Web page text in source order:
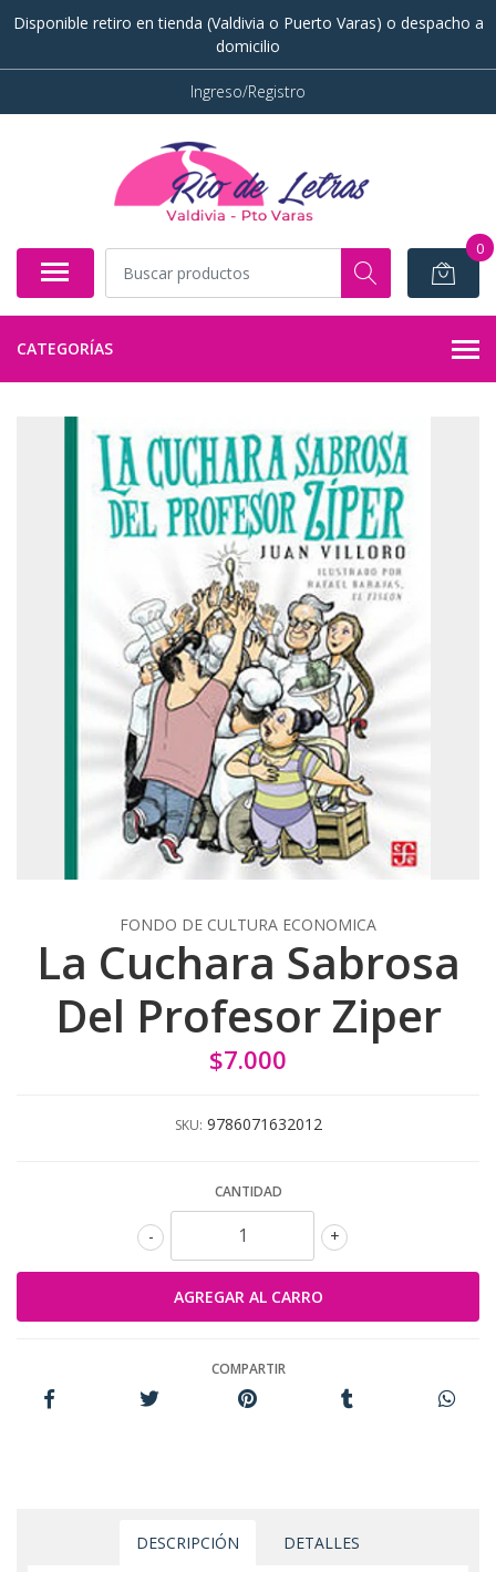
Disponible retiro en tienda (Valdivia o Puerto Varas) o despacho a
domicilio
Ingreso/Registro
0
CATEGORÍAS
FONDO DE CULTURA ECONOMICA
La Cuchara Sabrosa
Del Profesor Ziper
$7.000
SKU: 9786071632012
CANTIDAD
+
-
COMPARTIR
DESCRIPCIÓN DETALLES